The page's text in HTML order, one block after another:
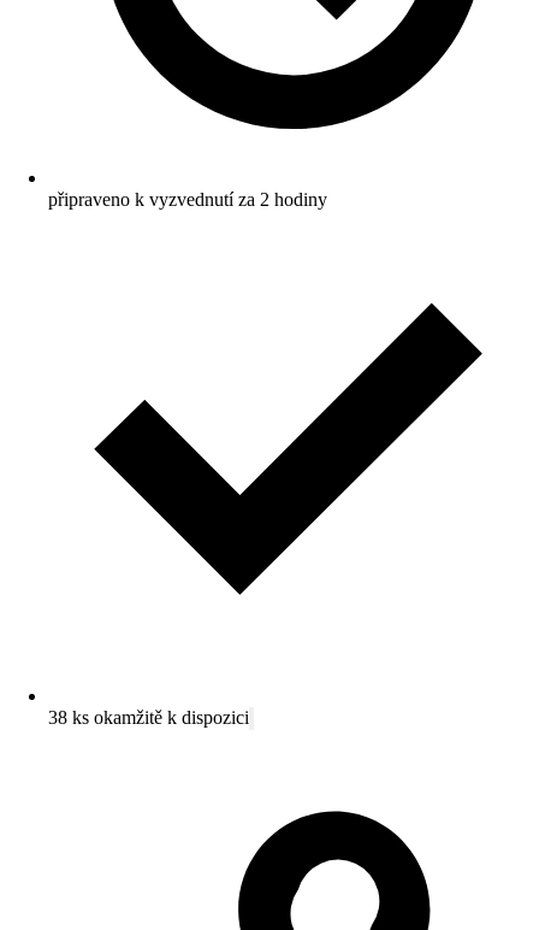
připraveno k vyzvednutí za 2 hodiny
38 ks okamžitě k dispozici